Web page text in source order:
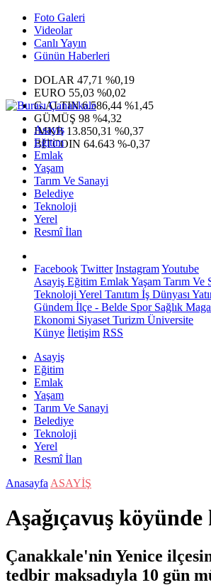
Foto Galeri
Videolar
Canlı Yayın
Günün Haberleri
DOLAR 47,71 %0,19
EURO 55,03 %0,02
G.ALTIN6.586,44 %1,45
GÜMÜŞ 98 %4,32
IMKB 13.850,31 %0,37
BITCOIN 64.643 %-0,37
Asayiş
Eğitim
Emlak
Yaşam
Tarım Ve Sanayi
Belediye
Teknoloji
Yerel
Resmî İlan
Facebook Twitter InstagramYoutube
Asayiş Eğitim EmlakYaşam Tarım Ve
Teknoloji Yerel Tanıtım İş Dünyası
Gündem İlçe - Belde SporSağlık
Ekonomi Siyaset Turizm Üniversite
Künye İletişim RSS
Asayiş
Eğitim
Emlak
Yaşam
Tarım Ve Sanayi
Belediye
Teknoloji
Yerel
Resmî İlan
Anasayfa ASAYİŞ
Aşağıçavuş
Çanakkale'nin Yenice
tedbir maksadıyla 10 gün